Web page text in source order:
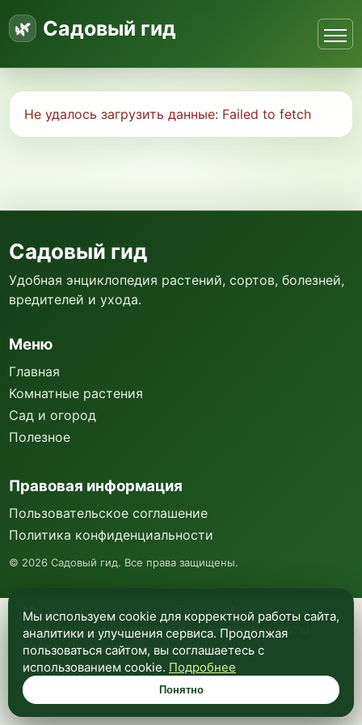
Садовый гид
Не удалось загрузить данные: Failed to fetch
Мы используем куки и Яндекс Метрику для
анализа посещаемости и улучшения работы
сайта. Подробнее —в политике
конфиденциальности.
Понятно
Садовый гид
Удобная энциклопедия растений, сортов, болезней,
вредителей и ухода.
Меню
Главная
Комнатные растения
Сад и огород
Полезное
Правовая информация
Пользовательское соглашение
Политика конфиденциальности
© 2026 Садовый гид. Все права защищены.
Мы используем cookie для корректной работы сайта,
аналитики и улучшения сервиса. Продолжая
пользоваться сайтом, вы соглашаетесь с
использованием cookie. Подробнее
Понятно